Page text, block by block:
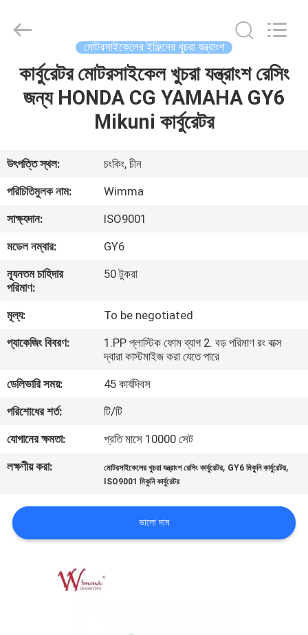
বাড়ি
ভিডিও
সম্বন্ধে
কারখানা
গুণমান
খবর
একটি
অনুরোধ
করুন
সাইটম্যাপ
Parts
Reserved.
মোটরসাইকেলের ইঞ্জিনের খুচরা যন্ত্রাংশ
কার্বুরেটর মোটরসাইকেল খুচরা যন্ত্রাংশ রেসিং
জন্য HONDA CG YAMAHA GY6
Mikuni কার্বুরেটর
উৎপত্তি স্থল:
চংকিং, চীন
পরিচিতিমুলক নাম:
Wimma
সাক্ষ্যদান:
ISO9001
মডেল নম্বার:
GY6
ন্যূনতম চাহিদার
পরিমাণ:
50 টুকরা
মূল্য:
To be negotiated
প্যাকেজিং বিবরণ:
1.PP প্লাস্টিক ফোম ব্যাগ 2. বড় পরিমাণ রং বাক্স
দ্বারা কাস্টমাইজ করা যেতে পারে
ডেলিভারি সময়:
45 কার্যদিবস
পরিশোধের শর্ত:
টি/টি
যোগানের ক্ষমতা:
প্রতি মাসে 10000 সেট
লক্ষণীয় করা:
মোটরসাইকেলের খুচরা যন্ত্রাংশ রেসিং কার্বুরেটর, GY6 মিকুনি কার্বুরেটর,
ISO9001 মিকুনি কার্বুরেটর
ভালো দাম